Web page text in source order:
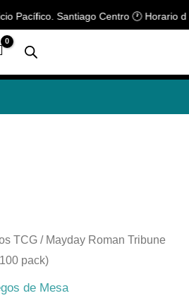
Santiago Centro 🕐 Horario de
TCG / Mayday Roman Tribune
pack)
de Mesa
📢 ¡OFERTAS! 🔥